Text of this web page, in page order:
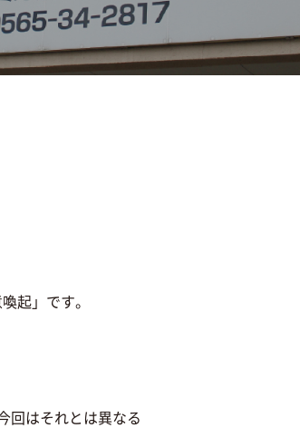
起」です。
回はそれとは異なる